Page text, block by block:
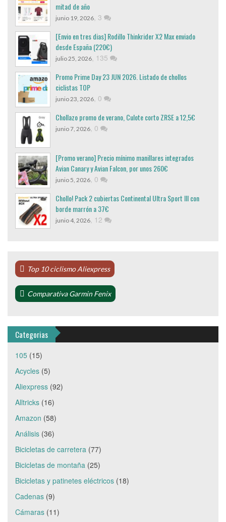
mitad de año
junio 19, 2026, 3
[Envio en tres dias] Rodillo Thinkrider X2 Max enviado
desde España (220€)
julio 25, 2026, 135
Promo Prime Day 23 JUN 2026. Listado de chollos
ciclistas TOP
junio 23, 2026, 0
Chollazo promo de verano, Culote corto ZRSE a 12,5€
junio 7, 2026, 0
[Promo verano] Precio mínimo manillares integrados
Avian Canary y Avian Falcon, por unos 260€
junio 5, 2026, 0
Chollo! Pack 2 cubiertas Continental Ultra Sport III con
borde marrón a 37€
junio 4, 2026, 12
Top 10 ciclismo Aliexpress
Comparativa Garmin Fenix
Categorias
105 (15)
Acycles (5)
Aliexpress (92)
Alltricks (16)
Amazon (58)
Análisis (36)
Bicicletas de carretera (77)
Bicicletas de montaña (25)
Bicicletas y patinetes eléctricos (18)
Cadenas (9)
Cámaras (11)